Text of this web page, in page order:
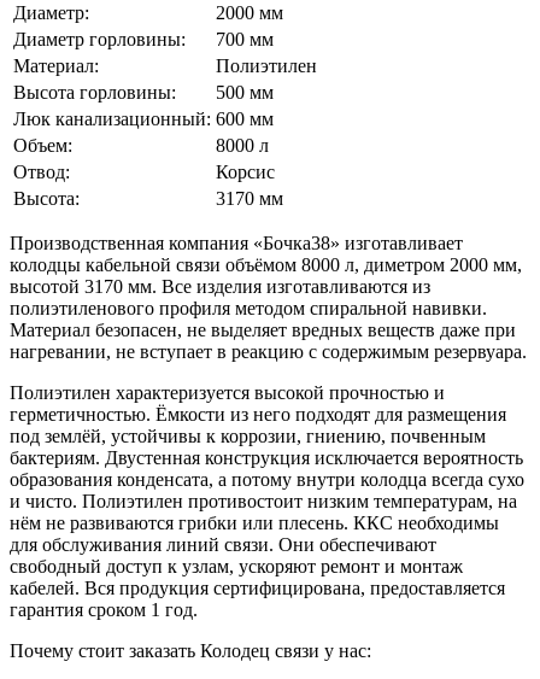
Диаметр:
2000 мм
Диаметр горловины:
700 мм
Материал:
Полиэтилен
Высота горловины:
500 мм
Люк канализационный: 600 мм
Объем:
8000 л
Отвод:
Корсис
Высота:
3170 мм
Производственная компания «Бочка38» изготавливает
колодцы кабельной связи объёмом 8000 л, диметром 2000 мм,
высотой 3170 мм. Все изделия изготавливаются из
полиэтиленового профиля методом спиральной навивки.
Материал безопасен, не выделяет вредных веществ даже при
нагревании, не вступает в реакцию с содержимым резервуара.
Полиэтилен характеризуется высокой прочностью и
герметичностью. Ёмкости из него подходят для размещения
под землёй, устойчивы к коррозии, гниению, почвенным
бактериям. Двустенная конструкция исключается вероятность
образования конденсата, а потому внутри колодца всегда сухо
и чисто. Полиэтилен противостоит низким температурам, на
нём не развиваются грибки или плесень. ККС необходимы
для обслуживания линий связи. Они обеспечивают
свободный доступ к узлам, ускоряют ремонт и монтаж
кабелей. Вся продукция сертифицирована, предоставляется
гарантия сроком 1 год.
Почему стоит заказать Колодец связи у нас: